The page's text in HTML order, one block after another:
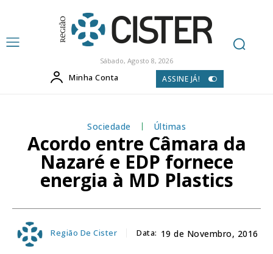
Sábado, Agosto 8, 2026
Minha Conta ASSINE JÁ!
Sociedade Últimas
Acordo entre Câmara da
Nazaré e EDP fornece
energia à MD Plastics
Região De Cister Data: 19 de Novembro, 2016